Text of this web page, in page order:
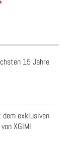
15 Jahre
exklusiven
XGIMI